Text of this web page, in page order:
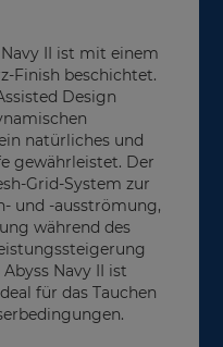
II ist mit einem
Finish beschichtet.
Design
natürliches und
gewährleistet. Der
Grid-System zur
und -ausströmung,
während des
Navy II ist
für das Tauchen